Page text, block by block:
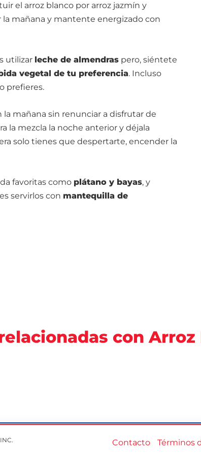
el arroz blanco por arroz jazmín y
mañana y mantente energizado con
utilizar leche de almendras pero, siéntete
vegetal de tu preferencia. Incluso
prefieres.
mañana sin renunciar a disfrutar de
la mezcla la noche anterior y déjala
solo tienes que despertarte, encender la
favoritas como plátano y bayas, y
servirlos con mantequilla de
con
Contacto Términos